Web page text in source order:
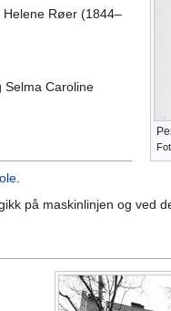
Røer (1844–
Selma Caroline
.
på maskinlinjen og ved